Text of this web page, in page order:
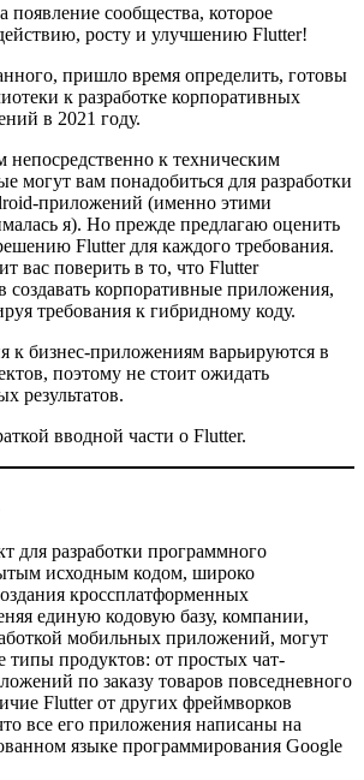
появление сообщества, которое
росту и улучшению Flutter!
пришло время определить, готовы
к разработке корпоративных
в 2021 году.
к техническим
могут вам понадобиться для разработки
приложений (именно этими
я). Но прежде предлагаю оценить
Flutter для каждого требования.
вас поверить в то, что Flutter
создавать корпоративные приложения,
требования к гибридному коду.
к бизнес-приложениям варьируются в
поэтому не стоит ожидать
результатов.
вводной части о Flutter.
для разработки программного
исходным кодом, широко
кроссплатформенных
единую кодовую базу, компании,
мобильных приложений, могут
типы продуктов: от простых чат-
по заказу товаров повседневного
Flutter от других фреймворков
все его приложения написаны на
языке программирования Google